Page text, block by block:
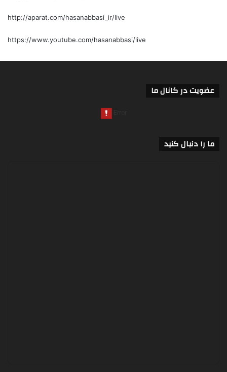
http://aparat.com/hasanabbasi_ir/live
https://www.youtube.com/hasanabbasi/live
عضویت در کانال ما
ما را دنبال کنید